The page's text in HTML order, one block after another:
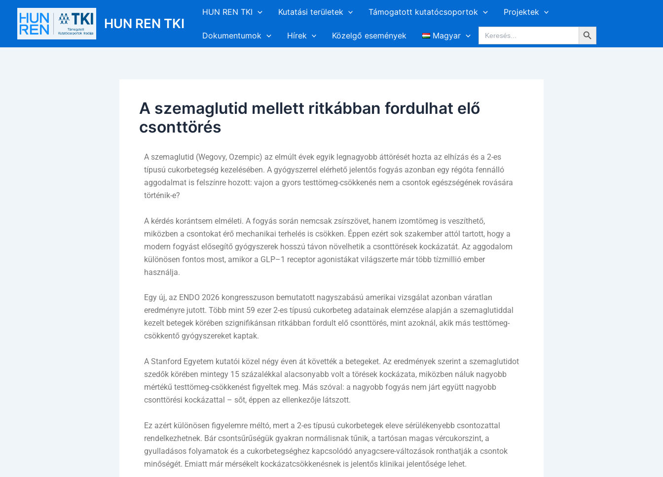
content
HUN REN TKI
HUN REN TKI Kutatási területek Támogatott kutatócsoportok Projektek
Dokumentumok Hírek Közelgő események Magyar
Search
for:
Search Button
A szemaglutid mellett ritkábban fordulhat elő
csonttörés
A szemaglutid (Wegovy, Ozempic) az elmúlt évek egyik legnagyobb áttörését hozta az elhízás és a 2-es
típusú cukorbetegség kezelésében. A gyógyszerrel elérhető jelentős fogyás azonban egy régóta fennálló
aggodalmat is felszínre hozott: vajon a gyors testtömeg-csökkenés nem a csontok egészségének rovására
történik-e?
A kérdés korántsem elméleti. A fogyás során nemcsak zsírszövet, hanem izomtömeg is veszíthető,
miközben a csontokat érő mechanikai terhelés is csökken. Éppen ezért sok szakember attól tartott, hogy a
modern fogyást elősegítő gyógyszerek hosszú távon növelhetik a csonttörések kockázatát. Az aggodalom
különösen fontos most, amikor a GLP–1 receptor agonistákat világszerte már több tízmillió ember
használja.
Egy új, az ENDO 2026 kongresszuson bemutatott nagyszabású amerikai vizsgálat azonban váratlan
eredményre jutott. Több mint 59 ezer 2-es típusú cukorbeteg adatainak elemzése alapján a szemaglutiddal
kezelt betegek körében szignifikánsan ritkábban fordult elő csonttörés, mint azoknál, akik más testtömeg-
csökkentő gyógyszereket kaptak.
A Stanford Egyetem kutatói közel négy éven át követték a betegeket. Az eredmények szerint a szemaglutidot
szedők körében mintegy 15 százalékkal alacsonyabb volt a törések kockázata, miközben náluk nagyobb
mértékű testtömeg-csökkenést figyeltek meg. Más szóval: a nagyobb fogyás nem járt együtt nagyobb
csonttörési kockázattal – sőt, éppen az ellenkezője látszott.
Ez azért különösen figyelemre méltó, mert a 2-es típusú cukorbetegek eleve sérülékenyebb csontozattal
rendelkezhetnek. Bár csontsűrűségük gyakran normálisnak tűnik, a tartósan magas vércukorszint, a
gyulladásos folyamatok és a cukorbetegséghez kapcsolódó anyagcsere-változások ronthatják a csontok
minőségét. Emiatt már mérsékelt kockázatcsökkenésnek is jelentős klinikai jelentősége lehet.
navigation